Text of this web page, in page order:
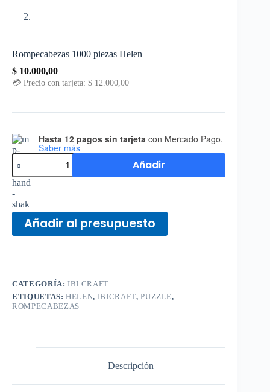
Rompecabezas 1000 piezas Helen
$ 10.000,00
💳 Precio con tarjeta: $ 12.000,00
Hasta 12 pagos sin tarjeta con Mercado Pago.
Saber más
Añadir
Añadir al presupuesto
CATEGORÍA:IBI CRAFT
ETIQUETAS:HELEN, IBICRAFT,PUZZLE,
ROMPECABEZAS
Descripción